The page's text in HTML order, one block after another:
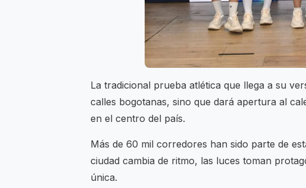
La tradicional prueba atlética que llega a su
calles bogotanas, sino que dará apertura al
en el centro del país.
Más de 60 mil corredores han sido parte de
ciudad cambia de ritmo, las luces toman
única.